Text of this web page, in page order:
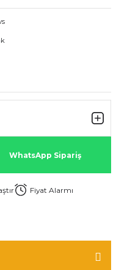
WhatsApp Sipariş
Fiyat Alarmı